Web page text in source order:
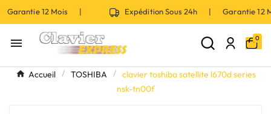
12 Mois | Expédition Sous 24h | Garantie
 0
Accueil TOSHIBA
clavier toshiba satellite l670d series
nsk-tn00f